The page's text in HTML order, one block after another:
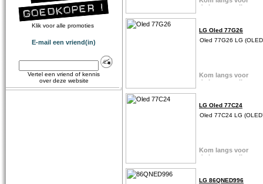
Klik voor alle promoties
E-mail een vriend(in)
Vertel een vriend of kennis
over deze website
LG Oled 77G26
Oled 77G26 LG
LG Oled 77C24
Oled 77C24 LG
LG 86QNED996